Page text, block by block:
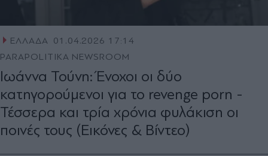
ΕΛΛΑΔΑ 01.04.2026 17:14
PARAPOLITIKA NEWSROOM
Iωάννα Τούνη: Ένοχοι οι δύο
κατηγορούμενοι για το revenge porn -
Τέσσερα και τρία χρόνια φυλάκιση οι
ποινές τους (Eικόνες & Βίντεο)